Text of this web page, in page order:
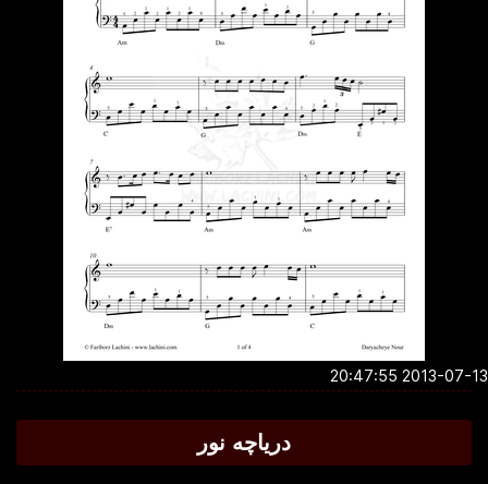
2013-07-13
دریاچه نور